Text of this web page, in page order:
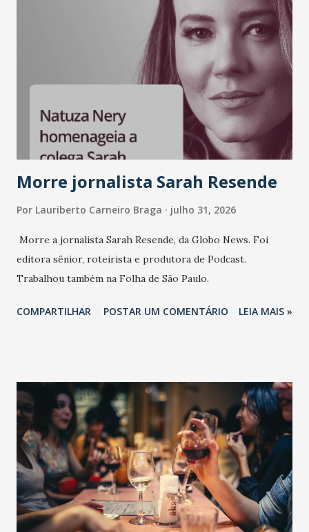
Morre jornalista Sarah Resende
Por Lauriberto Carneiro Braga julho 31, 2026
Morre a jornalista Sarah Resende, da Globo News. Foi
editora sênior, roteirista e produtora de Podcast.
Trabalhou também na Folha de São Paulo.
COMPARTILHAR POSTAR UM COMENTÁRIO LEIA MAIS »